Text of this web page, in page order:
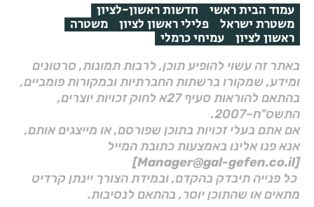
עמוד הבית ראשי חדשות ראשון-לציון
משטרת ישראל פלילי ראשון לציון משטרה
ראשון לציון עמיחי כרמלי
באתר זה עשוי להופיע תוכן, לרבות תמונות, סרטונים
ומידע, שמקורו ברשתות החברתיות ובמקורות פומביים,
בהתאם להוראות סעיף 27א לחוק זכויות יוצרים,
התשס"ח–2007.
אם אתם בעלי זכויות בתוכן שפורסם, או מייצגים אותם,
אנא פנו אלינו באמצעות כתובת המייל
[Manager@gal-gefen.co.il]
כל פנייה תיבדק בהקדם, ובמידת הצורך יינתן קרדיט
מתאים או שהתוכן יוסר, בהתאם לנסיבות.